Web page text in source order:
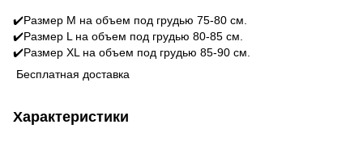
✔️Размер М на объем под грудью 75-80 см.
✔️Размер L на объем под грудью 80-85 см.
✔️Размер XL на объем под грудью 85-90 см.
Бесплатная доставка
Характеристики